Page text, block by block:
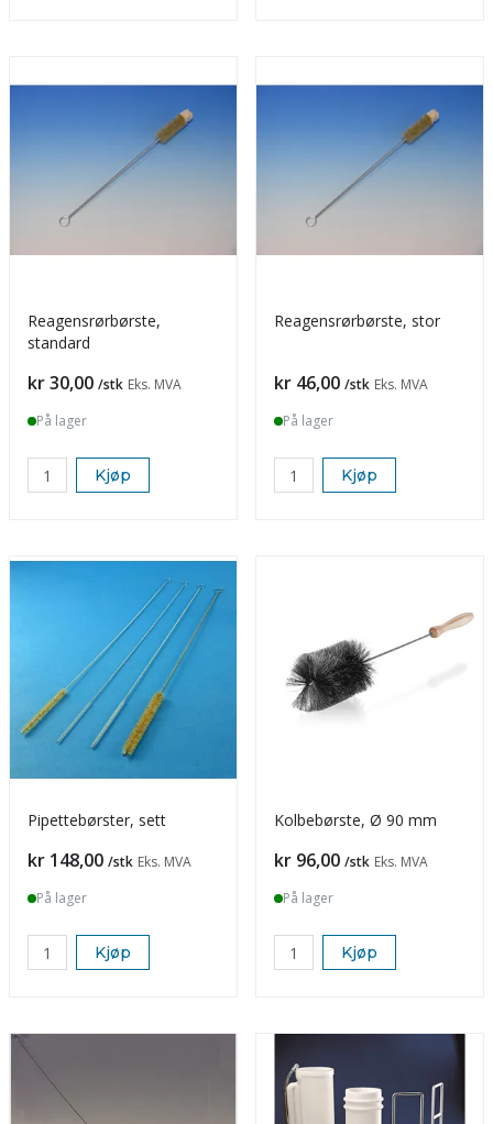
Reagensrørbørste,
standard
Pris
kr 30,00 /stk Eks. MVA
På lager
Kjøp
Reagensrørbørste, stor
Pris
kr 46,00 /stk Eks. MVA
På lager
Kjøp
Pipettebørster, sett
Pris
kr 148,00 /stk Eks. MVA
På lager
Kjøp
Kolbebørste, Ø 90 mm
Pris
kr 96,00 /stk Eks. MVA
På lager
Kjøp